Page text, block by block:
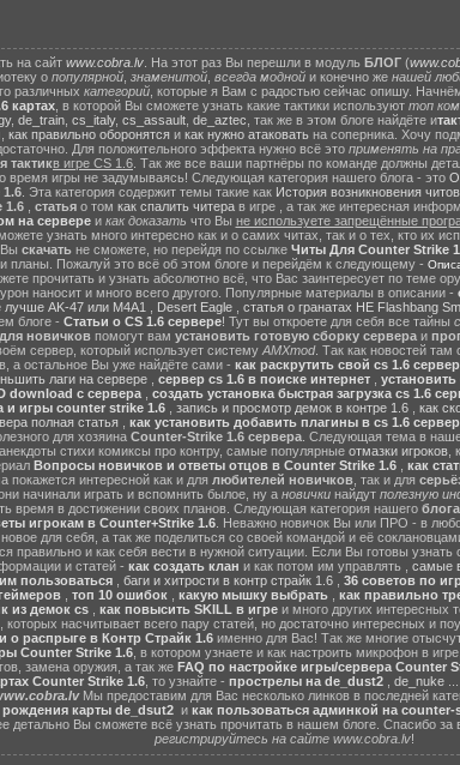
на сайт www.cobra.lv . На этот раз Вы перешли в модуль БЛОГ (
о популярной знаменитой всегда модной и конечно же нашей
различных категорий , которые я Вам с радостью сейчас опишу.
картах, в которой Вы сможете узнать какие тактики используют топ
, de_train, cs_italy, cs_assault, de_aztec , так же в этом блоге найдёте и
как правильно оборонятся и как нужно атаковать на соперника. Хочу
Для положительного эффекта нужно всё это применять на
тактикв игре CS 1.6 . Так же все ваши партнёры по команде должны
время игры не задумываясь! Следующая категория нашего блога - это
. Эта категория содержит темы такие как История возникновения читов
1.6 статья о том как спалить читера в игре , а так же интересная
на сервереи как доказать что Вы не используете запрещённые
узнать много интересно как и о самих читах, так и о тех, кто их
скачатьне сможете, но перейдя по ссылке Читы Для Counter Strike
планы. Пожалуй это всё об этом блоге и перейдём к следующему -
прочитать и узнать абсолютно всё, что Вас заинтересует по теме
урон наносит и много всего другого. Популярные материалы в описании -
лучше AK-47 или M4A1 Desert Eagle статья о гранатах HE Flashbang
блоге - Статьи о CS 1.6 сервере! Тут вы откроете для себя все тайны
новичков помогут вам установить готовую сборку сервера и
сервер, который использует систему AMXmod. Так как новостей там
а остальное Вы уже найдёте сами - как раскрутить свой cs 1.6 сервер
лаги на сервере сервер cs 1.6 в поиске интернет
download с сервера, создать установка быстрая загрузка cs 1.6
и игры counter strike 1.6
запись и просмотр демок в контре 1.6 как
полная статья, как установить добавить плагины в cs 1.6 сервер
для хозяина Counter-Strike 1.6 сервера . Следующая тема в
стихи комиксы про контру, самые популярные отмазки игроков
Вопросы новичков и ответы отцов в Counter Strike 1.6 как
покажется интересной как и для любителей новичков , так и для
начинали играть и вспомнить былое, ну а новички найдут полезную
время в достижении своих планов. Следующая категория нашего блога
игрокам в Counter+Strike 1.6. Неважно новичок Вы или ПРО - в
для себя, а так же поделиться со своей командой и её
правильно и как себя вести в нужной ситуации. Если Вы готовы
и статей - как создать клан и как потом им управлять , самые
пользоваться
баги и хитрости в контр страйк 1.6 36 советов по
, топ 10 ошибок, какую мышку выбрать, как правильно
из демок cs, как повысить SKILL в игреи много других интересных
которых насчитывает всего пару статей, но достаточно интересных и
о распрыге в Контр Страйк 1.6именно для Вас! Так же многие
Counter Strike 1.6, в котором узнаете и как настроить микрофон в
замена оружия, а так же FAQ по настройке игры/сервера Counter
Counter Strike 1.6, то узнайте - прострелы на de_dust2, de_nuke...
Мы предоставим для Вас несколько линков в последней
рождения карты de_dsut2и как пользоваться админкой на counter-
детально Вы сможете всё узнать прочитать в нашем блоге. Спасибо
регистрируйтесь на сайте www.cobra.lv!